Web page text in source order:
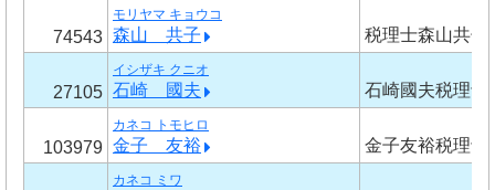
74543
モリヤマ キョウコ
森山 共子 税理士森山共子
27105
イシザキ クニオ
石崎 國夫 石崎國夫税理士
103979
カネコ トモヒロ
金子 友裕 金子友裕税理士
カネコ ミワ